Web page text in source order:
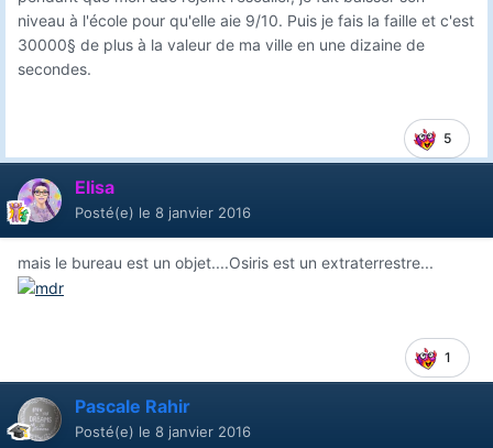
niveau à l'école pour qu'elle aie 9/10. Puis je fais la faille et c'est
30000§ de plus à la valeur de ma ville en une dizaine de
secondes.
5
Elisa
Posté(e) le 8 janvier 2016
mais le bureau est un objet....Osiris est un extraterrestre...
1
Pascale Rahir
Posté(e) le 8 janvier 2016